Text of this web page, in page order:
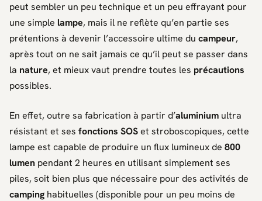
peut sembler un peu technique et un peu effrayant pour
une simple lampe, mais il ne reflète qu’en partie ses
prétentions à devenir l’accessoire ultime du campeur,
après tout on ne sait jamais ce qu’il peut se passer dans
la nature, et mieux vaut prendre toutes les précautions
possibles.
En effet, outre sa fabrication à partir d’aluminium ultra
résistant et ses fonctions SOSet stroboscopiques, cette
lampe est capable de produire un flux lumineux de 800
lumen pendant 2 heures en utilisant simplement ses
piles, soit bien plus que nécessaire pour des activités de
camping habituelles (disponible pour un peu moins de